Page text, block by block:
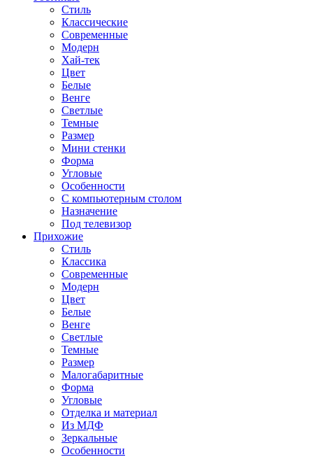
Стиль
Классические
Современные
Модерн
Хай-тек
Цвет
Белые
Венге
Светлые
Темные
Размер
Мини стенки
Форма
Угловые
Особенности
С компьютерным столом
Назначение
Под телевизор
Прихожие
Стиль
Классика
Современные
Модерн
Цвет
Белые
Венге
Светлые
Темные
Размер
Малогабаритные
Форма
Угловые
Отделка и материал
Из МДФ
Зеркальные
Особенности